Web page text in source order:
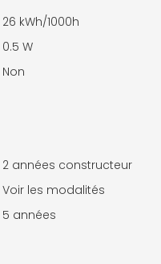
26 kWh/1000h
0.5 W
Non
2 années constructeur
Voir les modalités
5 années